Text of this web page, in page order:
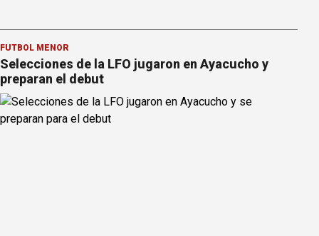
FÚTBOL MENOR
Selecciones de la LFO jugaron en Ayacucho y
preparan el debut